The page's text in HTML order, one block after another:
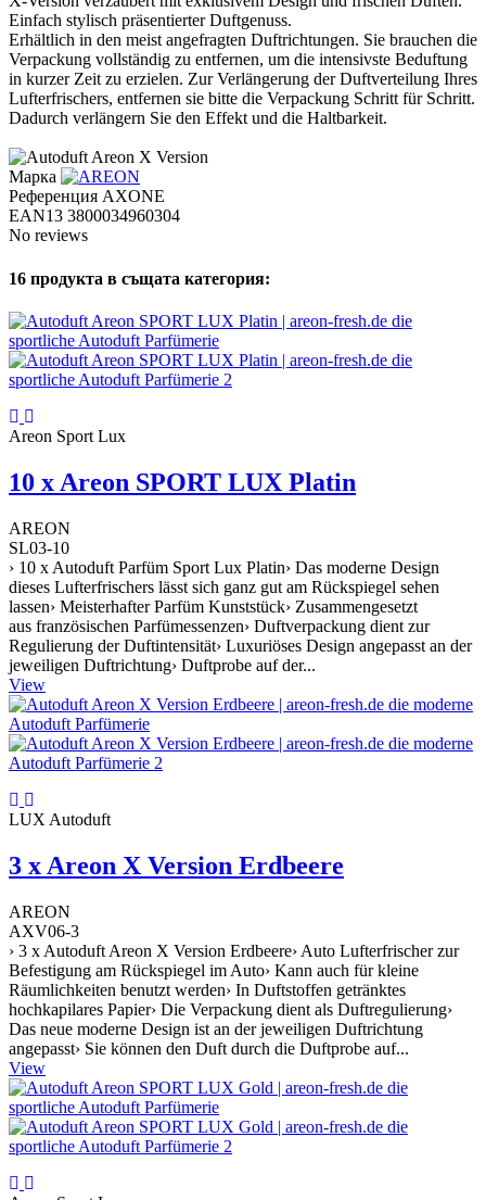
Einfach stylisch präsentierter Duftgenuss.
Erhältlich in den meist angefragten Duftrichtungen. Sie brauchen die
Verpackung vollständig zu entfernen, um die intensivste Beduftung
in kurzer Zeit zu erzielen. Zur Verlängerung der Duftverteilung Ihres
Lufterfrischers, entfernen sie bitte die Verpackung Schritt für Schritt.
Dadurch verlängern Sie den Effekt und die Haltbarkeit.
Марка
Референция AXONE
EAN13 3800034960304
No reviews
16 продукта в същата категория:
Areon Sport Lux
10 x Areon SPORT LUX Platin
AREON
SL03-10
› 10 x Autoduft Parfüm Sport Lux Platin› Das moderne Design
dieses Lufterfrischers lässt sich ganz gut am Rückspiegel sehen
lassen› Meisterhafter Parfüm Kunststück› Zusammengesetzt
aus französischen Parfümessenzen› Duftverpackung dient zur
Regulierung der Duftintensität› Luxuriöses Design angepasst an der
jeweiligen Duftrichtung› Duftprobe auf der...
View
LUX Autoduft
3 x Areon X Version Erdbeere
AREON
AXV06-3
› 3 x Autoduft Areon X Version Erdbeere› Auto Lufterfrischer zur
Befestigung am Rückspiegel im Auto› Kann auch für kleine
Räumlichkeiten benutzt werden› In Duftstoffen getränktes
hochkapilares Papier› Die Verpackung dient als Duftregulierung›
Das neue moderne Design ist an der jeweiligen Duftrichtung
angepasst› Sie können den Duft durch die Duftprobe auf...
View